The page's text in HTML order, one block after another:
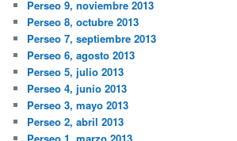
Perseo 9, noviembre 2013
Perseo 8, octubre 2013
Perseo 7, septiembre 2013
Perseo 6, agosto 2013
Perseo 5, julio 2013
Perseo 4, junio 2013
Perseo 3, mayo 2013
Perseo 2, abril 2013